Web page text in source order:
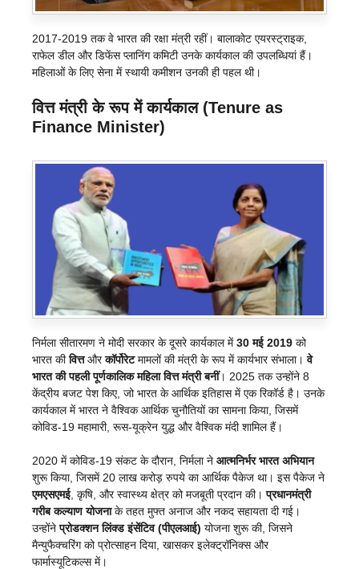
2017-2019 तक वे भारत की रक्षा मंत्री रहीं। बालाकोट एयरस्ट्राइक,
राफेल डील और डिफेंस प्लानिंग कमिटी उनके कार्यकाल की उपलब्धियां हैं।
महिलाओं के लिए सेना में स्थायी कमीशन उनकी ही पहल थी।
वित्त मंत्री के रूप में कार्यकाल (Tenure as
Finance Minister)
निर्मला सीतारमण ने मोदी सरकार के दूसरे कार्यकाल में30 मई 2019 को
भारत कीवित्तऔरकॉर्पोरेटमामलों की मंत्री के रूप में कार्यभार संभाला।वे
भारत की पहली पूर्णकालिक महिला वित्त मंत्री बनीं। 2025 तक उन्होंने 8
केंद्रीय बजट पेश किए, जो भारत के आर्थिक इतिहास में एक रिकॉर्ड है। उनके
कार्यकाल में भारत ने वैश्विक आर्थिक चुनौतियों का सामना किया, जिसमें
कोविड-19 महामारी, रूस-यूक्रेन युद्ध और वैश्विक मंदी शामिल हैं।
2020 में कोविड-19 संकट के दौरान, निर्मला ने आत्मनिर्भर भारत अभियान
शुरू किया, जिसमें 20 लाख करोड़ रुपये का आर्थिक पैकेज था। इस पैकेज ने
एमएसएमई, कृषि, और स्वास्थ्य क्षेत्र को मजबूती प्रदान की।प्रधानमंत्री
गरीब कल्याण योजनाके तहत मुफ्त अनाज और नकद सहायता दी गई।
उन्होंनेप्रोडक्शन लिंक्ड इंसेंटिव (पीएलआई) योजना शुरू की, जिसने
मैन्युफैक्चरिंग को प्रोत्साहन दिया, खासकर इलेक्ट्रॉनिक्स और
फार्मास्यूटिकल्स में।